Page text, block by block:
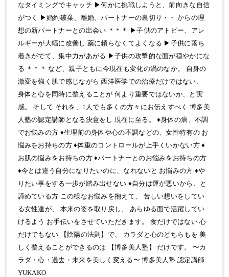
なタイミングでキャッチ ▶︎何かに挑戦しようと、前向きな自信
がつく ▶︎婚約破棄、離婚、パートナーの裏切り・・ からの理
想の新パートナーとの出会い ＊＊＊ ▶︎子供のアトピー、アレ
ルギーが大幅に改善し 薬に頼らなくてよくなる ▶︎子供に落ち
着きがでて、集中力があがる ▶︎子供の攻撃的な面が穏やかにな
る ＊＊＊ など、親子ともに今現在も変化の渦のなか。 自身の
激変を強く肌で感じながら 西洋医学での治療だけではない、
身体と心を同時に整えることが 何より重要ではないか、と実
感。 そして それを、1人でも多くの方々にお伝えすべく 博多美
人塾の認定講師となる決意をし 現在に至る。 ♦身体の病、不調
でお悩みの方 ♦生理前の身体や心の不調などの、女性特有の お
悩みをお持ちの方 ♦体重のコントロールが上手くいかない方 ♦
お肌の悩みをお持ちの方 ♦パートナーとのお悩みをお持ちの方
♦今とは違う自分になりたいのに、なれないと お悩みの方 ♦や
りたい事をする一歩が踏み出せない ♦自分は運が悪いから、と
諦めている方 この様なお悩みを抱えて、 苦しい想いをしてい
る女性達が、 本来の姿を取り戻し、 あらゆる面で活躍してい
けるよう お手伝いをさせていただきます。 食だけではない 心
だけでもない 【陰陽の法則】で、 カラダと心のどちらもを 美
しく整えることができるのは 【博多美人塾】 だけです。 〜カ
ラダ・心・過去・未来を美しく変える〜 博多美人塾 認定講師
YUKAKO